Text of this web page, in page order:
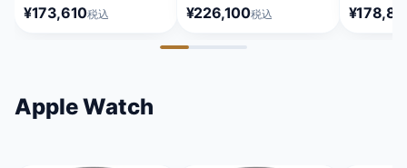
タニウム SIMフリー
[MYMY3J/A]
¥173,610税込
ジ SIMフリー [MFY94J/A]
¥226,100税込
Apple Watch